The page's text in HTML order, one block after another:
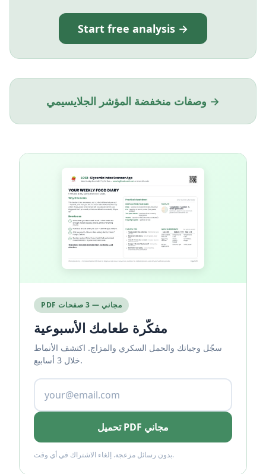
Start free analysis →
وصفات منخفضة المؤشر الجلايسيمي →
PDF مجاني — 3 صفحات
مفكّرة طعامك الأسبوعية
سجّل وجباتك والحمل السكري والمزاج. اكتشف الأنماط
خلال 3 أسابيع.
تحميل PDF مجاني
بدون رسائل مزعجة. إلغاء الاشتراك في أي وقت.